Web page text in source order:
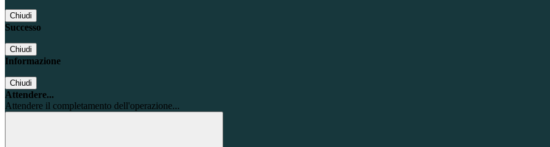
Chiudi
Successo
Chiudi
Informazione
Chiudi
Attendere...
Attendere il completamento dell'operazione...